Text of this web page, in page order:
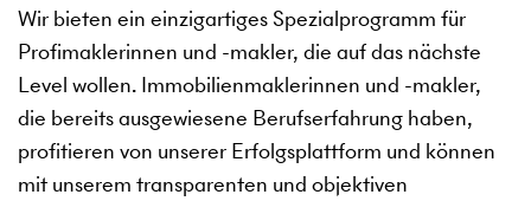
Wir bieten ein einzigartiges Spezialprogramm für
Profimaklerinnen und -makler, die auf das nächste
Level wollen. Immobilienmaklerinnen und -makler,
die bereits ausgewiesene Berufserfahrung haben,
profitieren von unserer Erfolgsplattform und können
mit unserem transparenten und objektiven